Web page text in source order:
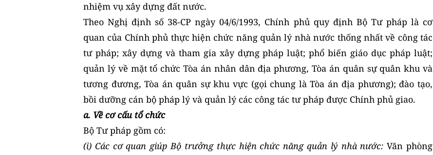
nhiệm vụ xây dựng đất nước.
Theo Nghị định số 38-CP ngày 04/6/1993, Chính phủ quy định Bộ Tư pháp là cơ
quan của Chính phủ thực hiện chức năng quản lý nhà nước thống nhất về công tác
tư pháp; xây dựng và tham gia xây dựng pháp luật; phổ biến giáo dục pháp luật;
quản lý về mặt tổ chức Tòa án nhân dân địa phương, Tòa án quân sự quân khu và
tương đương, Tòa án quân sự khu vực (gọi chung là Tòa án địa phương); đào tạo,
bồi dưỡng cán bộ pháp lý và quản lý các công tác tư pháp được Chính phủ giao.
a. Về cơ cấu tổ chức
Bộ Tư pháp gồm có:
(i) Các cơ quan giúp Bộ trưởng thực hiện chức năng quản lý nhà nước: Văn phòng